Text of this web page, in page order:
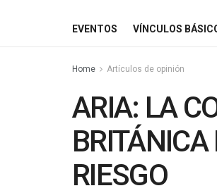
EVENTOS VÍNCULOS
Home Artículos de opinión
ARIA: LA
BRITÁNICA
RIESGO